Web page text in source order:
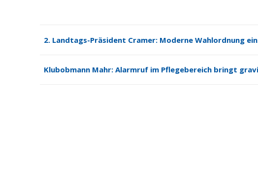
2. Landtags-Präsident Cramer: Moderne Wahlordnung
Klubobmann Mahr: Alarmruf im Pflegebereich bringt